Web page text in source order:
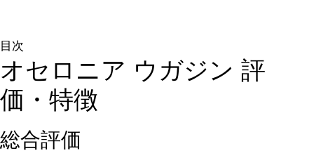
目次
オセロニア ウガジン 評
価・特徴
総合評価